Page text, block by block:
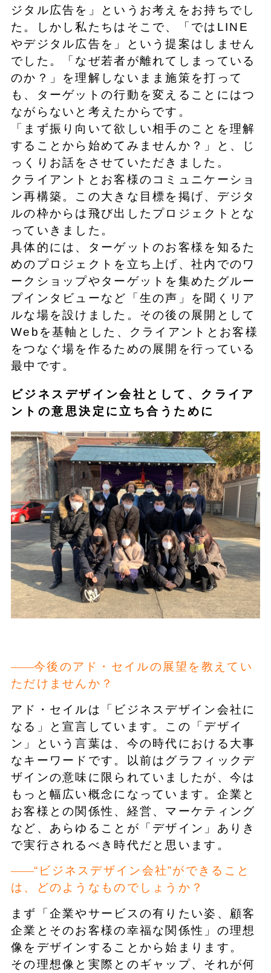
ジタル広告を」というお考えをお持ちでし
た。しかし私たちはそこで、「ではLINE
やデジタル広告を」という提案はしません
でした。「なぜ若者が離れてしまっている
のか？」を理解しないまま施策を打って
も、ターゲットの行動を変えることにはつ
ながらないと考えたからです。
「まず振り向いて欲しい相手のことを理解
することから始めてみませんか？」と、じ
っくりお話をさせていただきました。
クライアントとお客様のコミュニケーショ
ン再構築。この大きな目標を掲げ、デジタ
ルの枠からは飛び出したプロジェクトとな
っていきました。
具体的には、ターゲットのお客様を知るた
めのプロジェクトを立ち上げ、社内でのワ
ークショップやターゲットを集めたグルー
プインタビューなど「生の声」を聞くリア
ルな場を設けました。その後の展開として
Webを基軸とした、クライアントとお客様
をつなぐ場を作るための展開を行っている
最中です。
ビジネスデザイン会社として、クライア
ントの意思決定に立ち合うために
今後のアド・セイルの展望を教えてい
ただけませんか？
アド・セイルは「ビジネスデザイン会社に
なる」と宣言しています。この「デザイ
ン」という言葉は、今の時代における大事
なキーワードです。以前はグラフィックデ
ザインの意味に限られていましたが、今は
もっと幅広い概念になっています。企業と
お客様との関係性、経営、マーケティング
など、あらゆることが「デザイン」ありき
で実行されるべき時代だと思います。
“ビジネスデザイン会社”ができること
は、どのようなものでしょうか？
まず「企業やサービスの有りたい姿、顧客
企業とそのお客様の幸福な関係性」の理想
像をデザインすることから始まります。
その理想像と実際とのギャップ、それが何